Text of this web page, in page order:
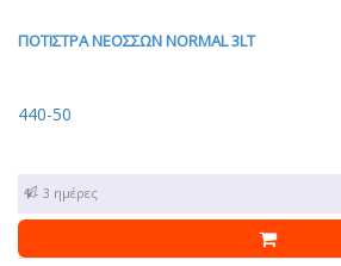
ΠΟΤΙΣΤΡΑ ΝΕΟΣΣΩΝ NORMAL 3LT
440-50
1 - 3 ημέρες